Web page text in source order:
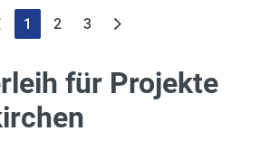
1 2 3
für Projekte